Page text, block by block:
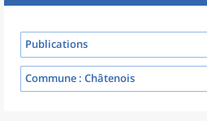
Publications
Commune : Châtenois